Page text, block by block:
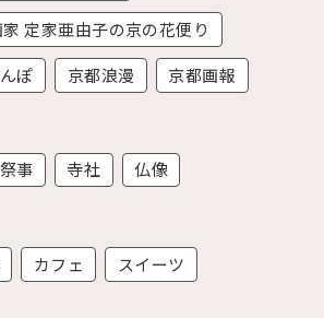
定家亜由子の京の花便り
ぽ
京都浪漫 京都画報
祭事 寺社 仏像
カフェ スイーツ